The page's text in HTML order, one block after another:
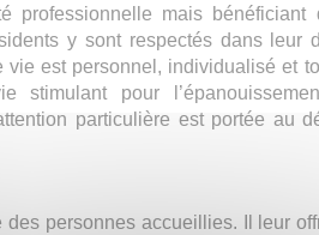
professionnelle mais bénéficiant
y sont respectés dans leur
est personnel, individualisé et
pour
particulière est portée au
personnes accueillies. Il leur